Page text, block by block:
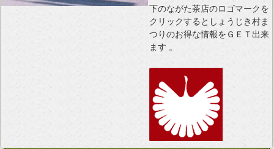
下のながた茶店のロゴマークを
クリックするとしょうじき村ま
つりのお得な情報をＧＥＴ出来
ます 。